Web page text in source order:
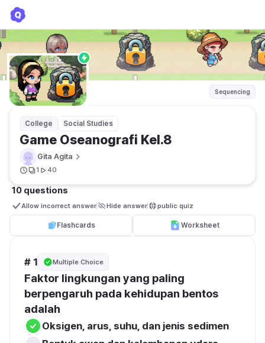
Sequencing
College Social Studies
Game Oseanografi Kel.8
Gita Agita
1 40
10 questions
Allow incorrect answer Hide answer public quiz
Flashcards Worksheet
# 1 Multiple Choice
Faktor lingkungan yang paling
berpengaruh pada kehidupan bentos
adalah
Oksigen, arus, suhu, dan jenis sedimen